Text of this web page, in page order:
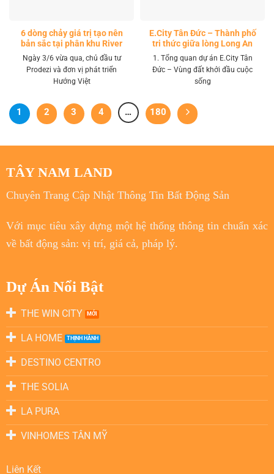
6 dòng chảy giá trị tạo nên
bản sắc tại phân khu River
Park LA Home
Ngày 3/6 vừa qua, chủ đầu tư
Prodezi và đơn vị phát triển
Hướng Việt
E.City Tân Đức – Thành phố
tri thức giữa lòng Long An
1. Tổng quan dự án E.City Tân
Đức – Vùng đất khởi đầu cuộc
sống
1 2 3 4 … 180
TÂY NAM LAND
Chuyên Trang Cập Nhật Thông Tin Bất Động Sản
Với mục tiêuxây dựng một hệ thống thông tin chuẩn xác
về bất động sản: vị trí, giá cả, pháp lý.
Dự Án Nổi Bật
THE WIN CITY
LA HOME
DESTINO CENTRO
THE SOLIA
LA PURA
VINHOMES TÂN MỸ
Liên Kết